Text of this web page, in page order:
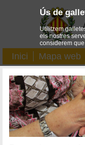
Inici Mapa web
Ús de
Utilitzem
els nostres
considerem que